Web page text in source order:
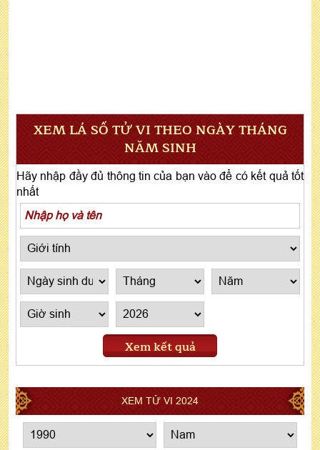
XEM LÁ SỐ TỬ VI THEO NGÀY THÁNG
NĂM SINH
Hãy nhập đầy đủ thông tin của bạn vào để có kết quả tốt
nhất
Xem kết quả
XEM TỬ VI 2024